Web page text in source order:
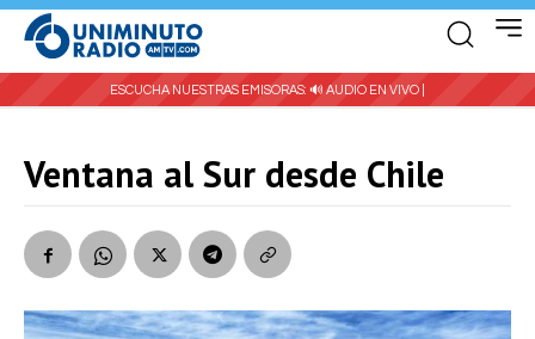
ESCUCHA NUESTRAS EMISORAS: 🔊 AUDIO EN VIVO |
Ventana al Sur desde Chile